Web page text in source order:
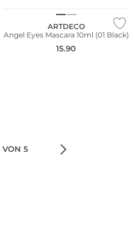
ARTDECO
Angel Eyes Mascara 10ml (01 Black)
15.90
VON 5